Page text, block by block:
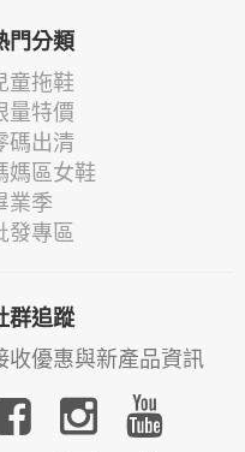
門分類
童拖鞋
量特價
碼出清
媽區女鞋
業季
發專區
群追蹤
收優惠與新產品資訊